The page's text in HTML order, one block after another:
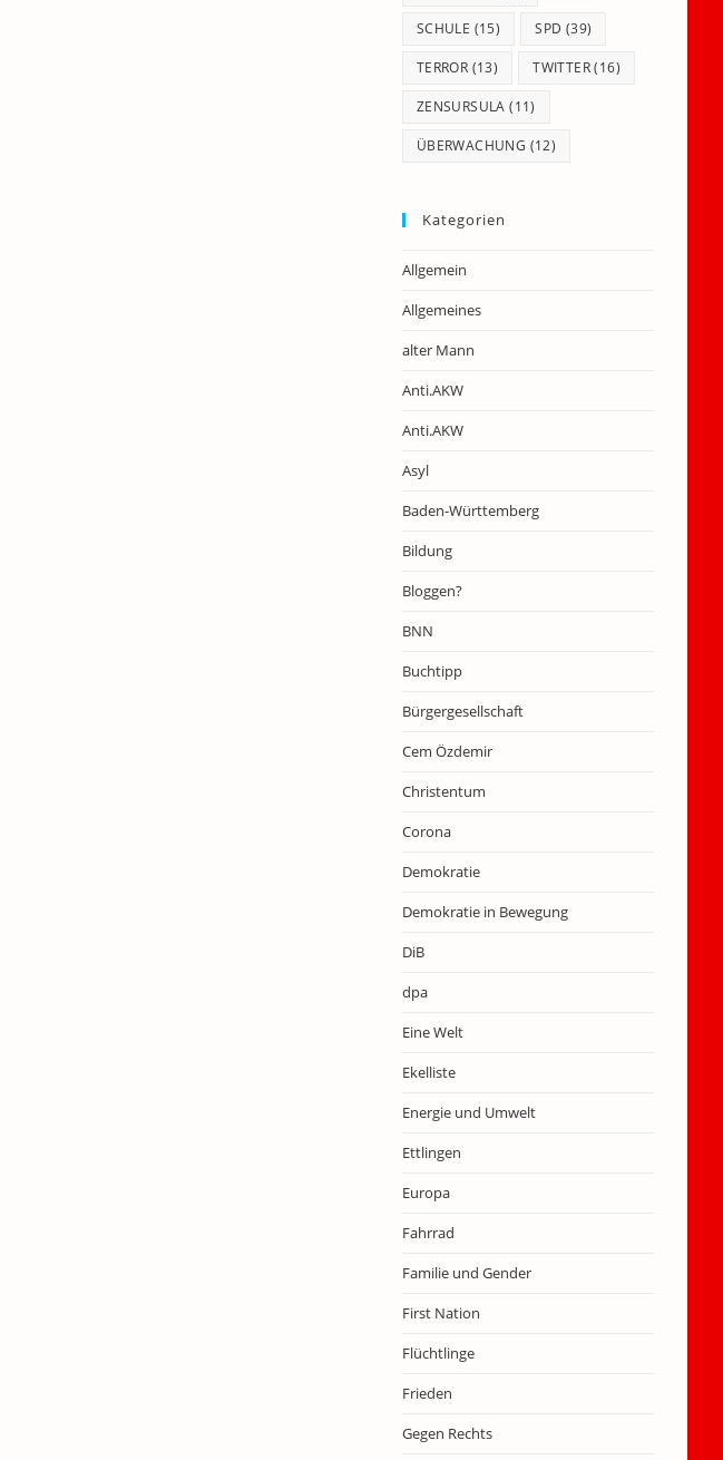
SCHULE (15) SPD (39)
TERROR (13) TWITTER(16)
ZENSURSULA (11)
ÜBERWACHUNG (12)
Kategorien
Allgemein
Allgemeines
alter Mann
Anti.AKW
Anti.AKW
Asyl
Baden-Württemberg
Bildung
Bloggen?
BNN
Buchtipp
Bürgergesellschaft
Cem Özdemir
Christentum
Corona
Demokratie
Demokratie in Bewegung
DiB
dpa
Eine Welt
Ekelliste
Energie und Umwelt
Ettlingen
Europa
Fahrrad
Familie und Gender
First Nation
Flüchtlinge
Frieden
Gegen Rechts